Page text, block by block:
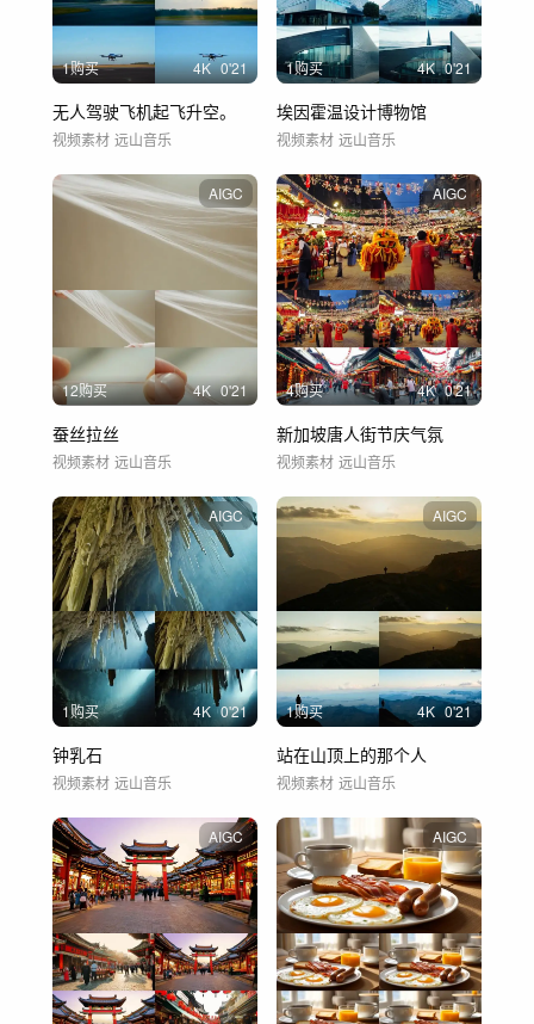
1购买 4K 0'21
无人驾驶飞机起飞升空。
视频素材 远山音乐
1购买 4K 0'21
埃因霍温设计博物馆
视频素材 远山音乐
AIGC
12购买 4K 0'21
蚕丝拉丝
视频素材 远山音乐
AIGC
4购买 4K 0'21
新加坡唐人街节庆气氛
视频素材 远山音乐
AIGC
1购买 4K 0'21
钟乳石
视频素材 远山音乐
AIGC
1购买 4K 0'21
站在山顶上的那个人
视频素材 远山音乐
AIGC AIGC